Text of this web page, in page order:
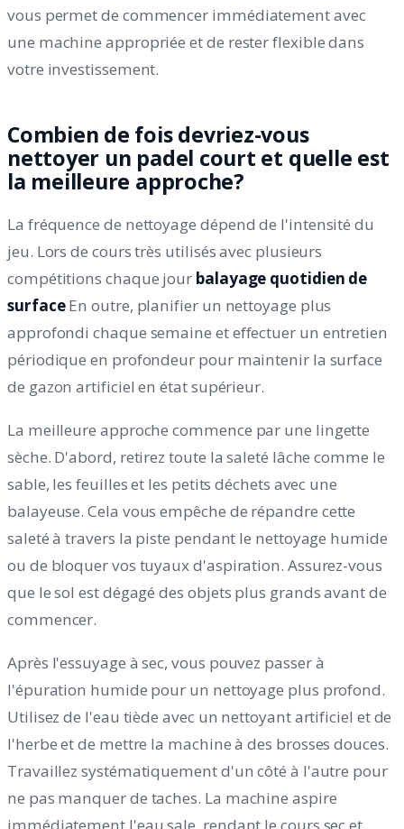
vous permet de commencer immédiatement avec
une machine appropriée et de rester flexible dans
votre investissement.
Combien de fois devriez-vous
nettoyer un padel court et quelle est
la meilleure approche?
La fréquence de nettoyage dépend de l'intensité du
jeu. Lors de cours très utilisés avec plusieurs
compétitions chaque jour balayage quotidien de
surfaceEn outre, planifier un nettoyage plus
approfondi chaque semaine et effectuer un entretien
périodique en profondeur pour maintenir la surface
de gazon artificiel en état supérieur.
La meilleure approche commence par une lingette
sèche. D'abord, retirez toute la saleté lâche comme le
sable, les feuilles et les petits déchets avec une
balayeuse. Cela vous empêche de répandre cette
saleté à travers la piste pendant le nettoyage humide
ou de bloquer vos tuyaux d'aspiration. Assurez-vous
que le sol est dégagé des objets plus grands avant de
commencer.
Après l'essuyage à sec, vous pouvez passer à
l'épuration humide pour un nettoyage plus profond.
Utilisez de l'eau tiède avec un nettoyant artificiel et de
l'herbe et de mettre la machine à des brosses douces.
Travaillez systématiquement d'un côté à l'autre pour
ne pas manquer de taches. La machine aspire